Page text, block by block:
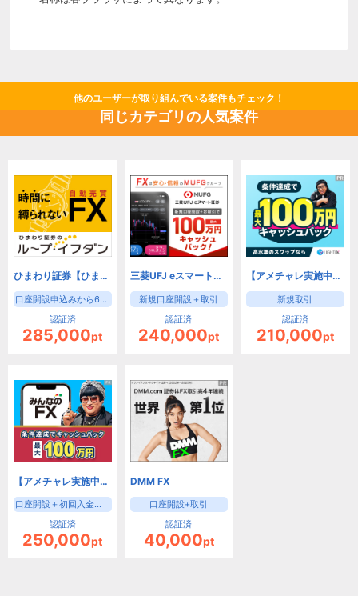
他のユーザーが取り組んでいる案件もチェック！
同じカテゴリの人気案件
ひまわり証券【ひまわりFX】
口座開設申込みから60日以内に、下記①か②どちらかの条件を達成
認証済
285,000pt
三菱UFJ eスマート証券 FX（旧：auカブコム証券）
新規口座開設＋取引
認証済
240,000pt
【アメチャレ実施中！】LIGHT FX（初回入金30万円+新規90lot以上の取引）/トレイダーズ証券
新規取引
認証済
210,000pt
【アメチャレ実施中！】みんなのFX（初回30万円入金＋新規90Lot以上の取引）/トレイダーズ証券
口座開設＋初回入金口座開設＋初回入金30万円＋取引
認証済
250,000pt
DMM FX
口座開設+取引
認証済
40,000pt